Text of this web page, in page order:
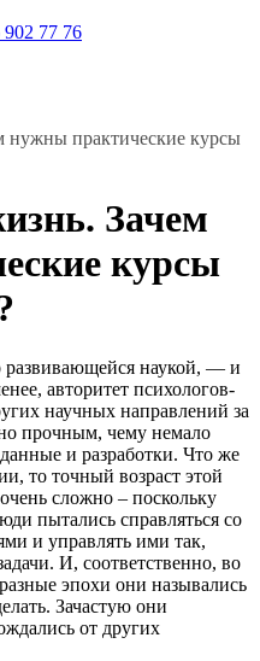
902 77 76
нужны практические курсы
Зачем
курсы
развивающейся наукой, — и
авторитет психологов-
научных направлений за
прочным, чему немало
и разработки. Что же
то точный возраст этой
сложно – поскольку
пытались справляться со
и управлять ими так,
И, соответственно, во
эпохи они назывались
Зачастую они
от других